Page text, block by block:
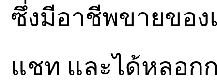
ซึ่งมีอาชีพขายขอ
แชท และได้หลอก